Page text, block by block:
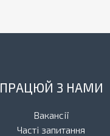
ПРАЦЮЙ З НАМИ
Вакансії
Часті запитання